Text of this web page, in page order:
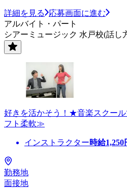
詳細を見る
応募画面に進む
アルバイト・パート
シアーミュージック 水戸校(話し
好きを活かそう！★音楽スクー
フト柔軟≫
インストラクター時給1,250
勤務地
面接地